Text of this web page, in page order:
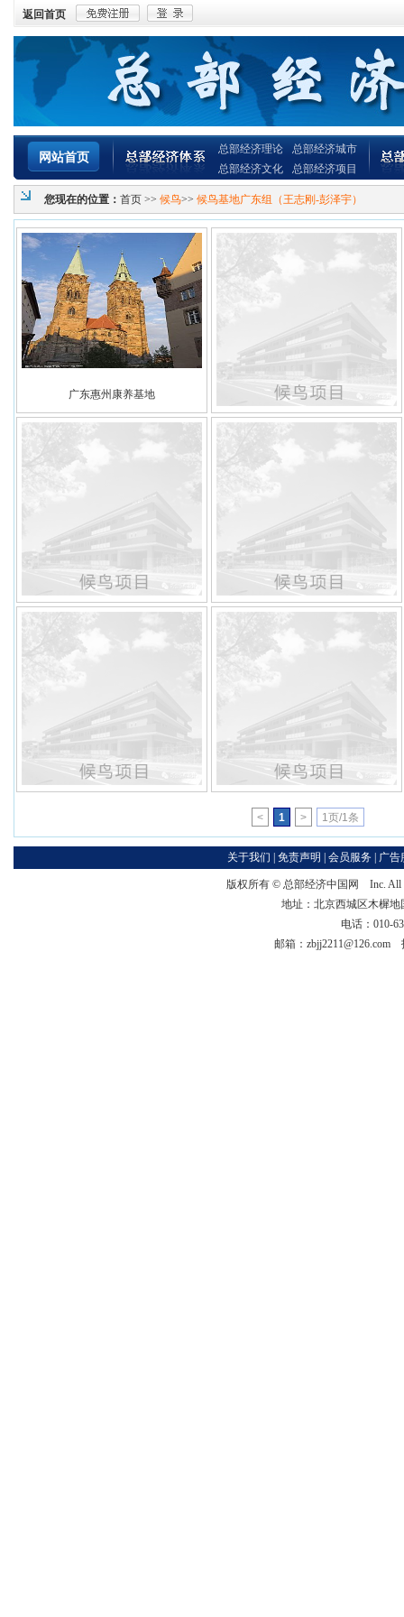
返回首页
网站首页
总部经济理论
总部经济文化
总部经济城市
总部经济项目
您现在的位置： 首页 >> 候鸟>> 候鸟基地广东组（王志刚-彭泽宇）
广东惠州康养基地
< 1 > 1页/1条
关于我们 免责声明 会员服务 广告
版权所有 © 总部经济中国网
Inc. All
地址：北京西城区木樨
电话：010-
邮箱：zbjj2211@126.com